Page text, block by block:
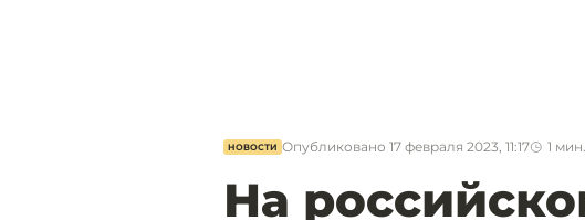
НОВОСТИ Опубликовано 17 февраля 2023, 11:17 1 мин.
На